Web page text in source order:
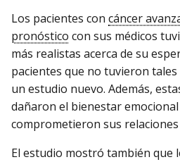
Los pacientes con cáncer
pronóstico con sus médicos
más realistas acerca de su
pacientes que no tuvieron
un estudio nuevo. Además,
dañaron el bienestar
comprometieron sus
El estudio mostró también que